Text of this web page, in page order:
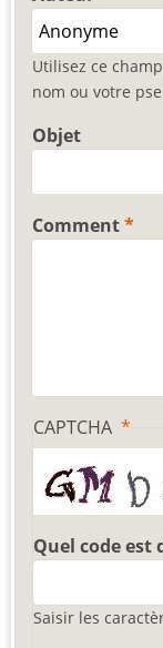
Utilisez ce
nom ou votre
Objet
Comment
CAPTCHA
Quel code est
Saisir les